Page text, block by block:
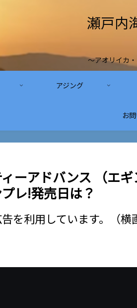
瀬戸
～アオリイカ
アジング
お
ィーアドバンス （エ
レ!発売日は？
を利用しています。（